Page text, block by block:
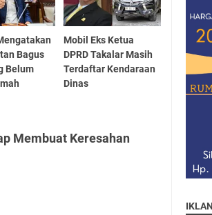
Bagus
Belum
Mobil Eks Ketua
DPRD Takalar Masih
Terdaftar Kendaraan
Dinas
Membuat Keresahan